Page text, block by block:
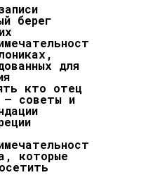
берег
для
кто отец
– советы и
которые